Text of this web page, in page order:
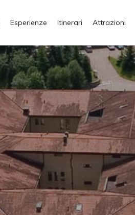
Esperienze Itinerari Attrazioni